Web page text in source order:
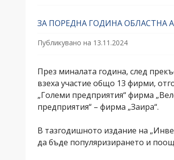
ЗА ПОРЕДНА ГОДИНА
Публикувано на 13.11.2024
През миналата година, след
взеха участие общо 13 фирми,
„Големи предприятия“ фирма
предприятия“ – фирма „Заира“.
В тазгодишното издание на
да бъде популяризирането и